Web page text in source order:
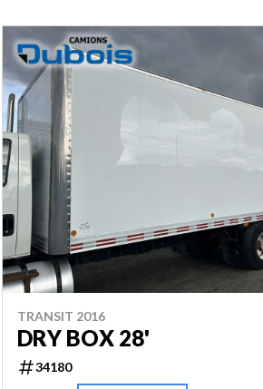
TRANSIT 2016
DRY BOX 28'
34180